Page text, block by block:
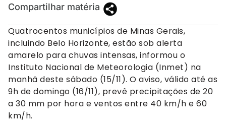
Compartilhar matéria
Quatrocentos municípios de Minas Gerais,
incluindo Belo Horizonte, estão sob alerta
amarelo para chuvas intensas, informou o
Instituto Nacional de Meteorologia (Inmet) na
manhã deste sábado (15/11). O aviso, válido até as
9h de domingo (16/11), prevê precipitações de 20
a 30 mm por hora e ventos entre 40 km/h e 60
km/h.